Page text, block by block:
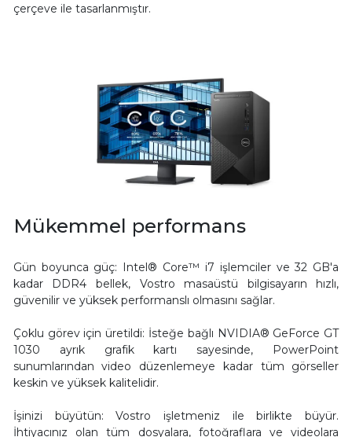
çerçeve ile tasarlanmıştır.
Mükemmel performans
Gün boyunca güç: Intel® Core™ i7 işlemciler ve 32 GB'a
kadar DDR4 bellek, Vostro masaüstü bilgisayarın hızlı,
güvenilir ve yüksek performanslı olmasını sağlar.
Çoklu görev için üretildi: İsteğe bağlı NVIDIA® GeForce GT
1030 ayrık grafik kartı sayesinde, PowerPoint
sunumlarından video düzenlemeye kadar tüm görseller
keskin ve yüksek kalitelidir.
İşinizi büyütün: Vostro işletmeniz ile birlikte büyür.
İhtiyacınız olan tüm dosyalara, fotoğraflara ve videolara